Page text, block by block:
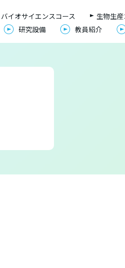
バイオサイエンスコース 生物生
研究設備 教員紹介